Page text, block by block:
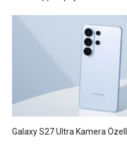
Galaxy S27 Ultra Kamera